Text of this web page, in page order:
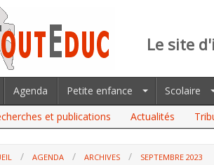
Le site
Agenda Petite enfance Scolaire
et publications
Actualités
AGENDA ARCHIVES SEPTEMBRE 2023